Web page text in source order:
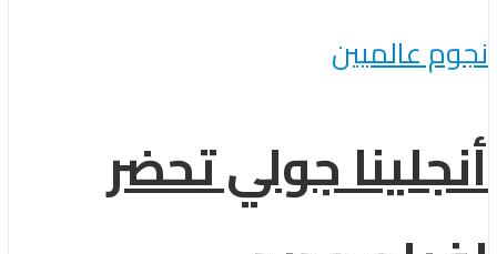
نجوم عالميين
أنجلينا جولي تحضر